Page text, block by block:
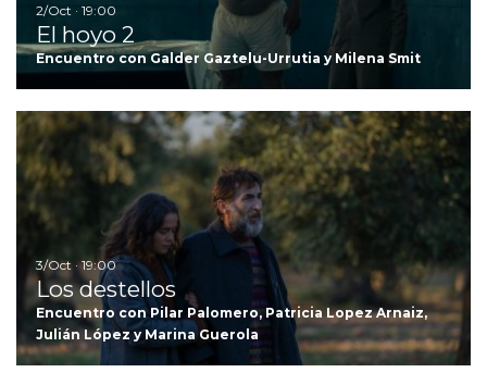
2/Oct · 19:00
El hoyo 2
Encuentro con Galder Gaztelu-Urrutia y Milena Smit
3/Oct · 19:00
Los destellos
Encuentro con Pilar Palomero, Patricia Lopez Arnaiz,
Julián López y Marina Guerola